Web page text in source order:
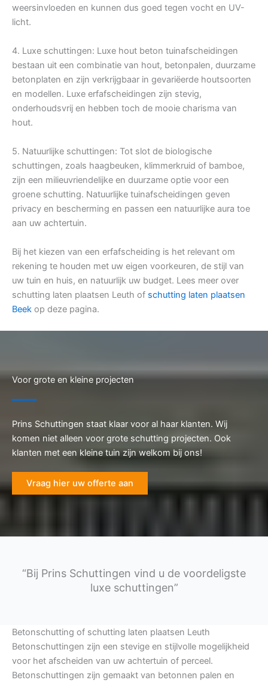
weersinvloeden en kunnen dus goed tegen vocht en UV-
licht.
4. Luxe schuttingen: Luxe hout beton tuinafscheidingen
bestaan uit een combinatie van hout, betonpalen, duurzame
betonplaten en zijn verkrijgbaar in gevariëerde houtsoorten
en modellen. Luxe erfafscheidingen zijn stevig,
onderhoudsvrij en hebben toch de mooie charisma van
hout.
5. Natuurlijke schuttingen: Tot slot de biologische
schuttingen, zoals haagbeuken, klimmerkruid of bamboe,
zijn een milieuvriendelijke en duurzame optie voor een
groene schutting. Natuurlijke tuinafscheidingen geven
privacy en bescherming en passen een natuurlijke aura toe
aan uw achtertuin.
Bij het kiezen van een erfafscheiding is het relevant om
rekening te houden met uw eigen voorkeuren, de stijl van
uw tuin en huis, en natuurlijk uw budget. Lees meer over
schutting laten plaatsen Leuth of schutting laten plaatsen
Beek op deze pagina.
Voor grote en kleine projecten
Prins Schuttingen staat klaar voor al haar klanten. Wij
komen niet alleen voor grote schutting projecten. Ook
klanten met een kleine tuin zijn welkom bij ons!
Vraag hier uw offerte aan
“Bij Prins Schuttingen vind u de voordeligste
luxe schuttingen”
Betonschutting of schutting laten plaatsen Leuth
Betonschuttingen zijn een stevige en stijlvolle mogelijkheid
voor het afscheiden van uw achtertuin of perceel.
Betonschuttingen zijn gemaakt van betonnen palen en